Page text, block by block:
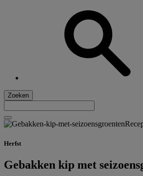
Zoeken
Herfst
Gebakken kip met